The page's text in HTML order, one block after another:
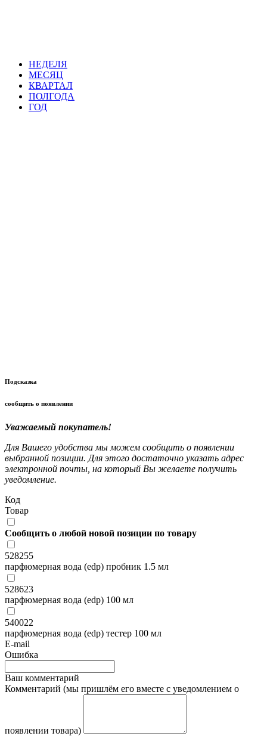
НЕДЕЛЯ
МЕСЯЦ
КВАРТАЛ
ПОЛГОДА
ГОД
Подсказка
сообщить о появлении
Уважаемый покупатель!
Для Вашего удобства мы можем сообщить о появлении
выбранной позиции. Для этого достаточно указать адрес
электронной почты, на который Вы желаете получить
уведомление.
Код
Товар
Сообщить о любой новой позиции по товару
528255
парфюмерная вода (edp) пробник 1.5 мл
528623
парфюмерная вода (edp) 100 мл
540022
парфюмерная вода (edp) тестер 100 мл
E-mail
Ошибка
Ваш комментарий
Комментарий (мы пришлём его вместе с уведомлением о
появлении товара)